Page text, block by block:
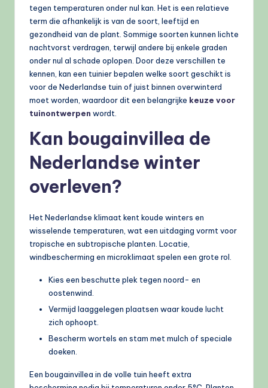
tegen temperaturen onder nul kan. Het is een relatieve
term die afhankelijk is van de soort, leeftijd en
gezondheid van de plant. Sommige soorten kunnen lichte
nachtvorst verdragen, terwijl andere bij enkele graden
onder nul al schade oplopen. Door deze verschillen te
kennen, kan een tuinier bepalen welke soort geschikt is
voor de Nederlandse tuin of juist binnen overwinterd
moet worden, waardoor dit een belangrijke keuze voor
tuinontwerpen wordt.
Kan bougainvillea de
Nederlandse winter
overleven?
Het Nederlandse klimaat kent koude winters en
wisselende temperaturen, wat een uitdaging vormt voor
tropische en subtropische planten. Locatie,
windbescherming en microklimaat spelen een grote rol.
Kies een beschutte plek tegen noord- en
oostenwind.
Vermijd laaggelegen plaatsen waar koude lucht
zich ophoopt.
Bescherm wortels en stam met mulch of speciale
doeken.
Een bougainvillea in de volle tuin heeft extra